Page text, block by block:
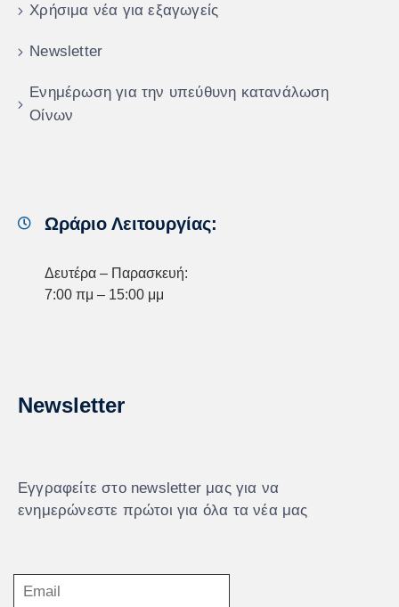
Χρήσιμα νέα για εξαγωγείς
Newsletter
Ενημέρωση για την υπεύθυνη κατανάλωση
Οίνων
Ωράριο Λειτουργίας:
Δευτέρα – Παρασκευή:
7:00 πμ – 15:00 μμ
Newsletter
Εγγραφείτε στο newsletter μας για να
ενημερώνεστε πρώτοι για όλα τα νέα μας